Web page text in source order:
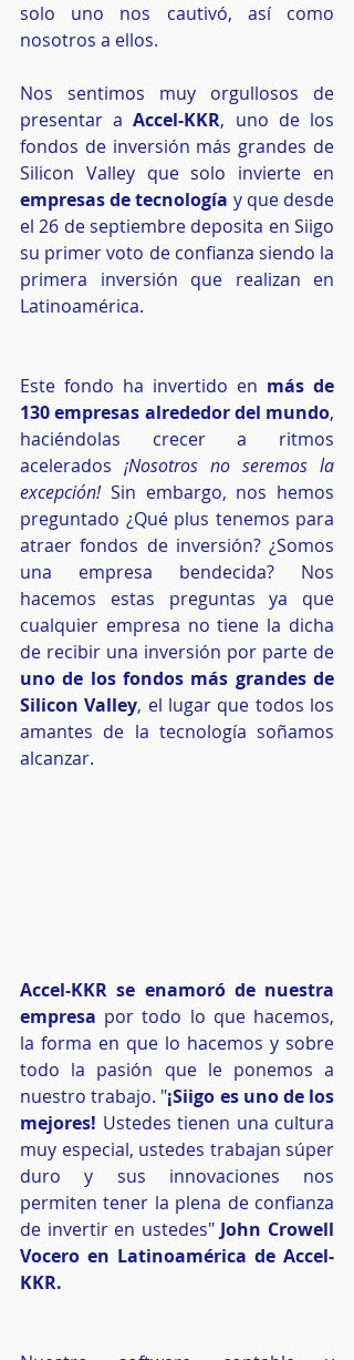
solo uno nos cautivó, así como
nosotros a ellos.
Nos sentimos muy orgullosos de
presentar a Accel-KKR, uno de los
fondos de inversión más grandes de
Silicon Valley que solo invierte en
empresas de tecnología y que desde
el 26 de septiembre deposita en Siigo
su primer voto de confianza siendo la
primera inversión que realizan en
Latinoamérica.
Este fondo ha invertido en más de
130 empresas alrededor del mundo,
haciéndolas crecer a ritmos
acelerados ¡Nosotros no seremos la
excepción! Sin embargo, nos hemos
preguntado ¿Qué plus tenemos para
atraer fondos de inversión? ¿Somos
una empresa bendecida? Nos
hacemos estas preguntas ya que
cualquier empresa no tiene la dicha
uno de los fondos más grandes de
Silicon Valley, el lugar que todos los
amantes de la tecnología soñamos
alcanzar.
Accel-KKR se enamoró de nuestra
empresa por todo lo que hacemos,
la forma en que lo hacemos y sobre
todo la pasión que le ponemos a
nuestro trabajo. "¡Siigo es uno de los
mejores! Ustedes tienen una cultura
muy especial, ustedes trabajan súper
duro y sus innovaciones nos
permiten tener la plena de confianza
de invertir en ustedes" John Crowell
Vocero en Latinoamérica de Accel-
KKR.